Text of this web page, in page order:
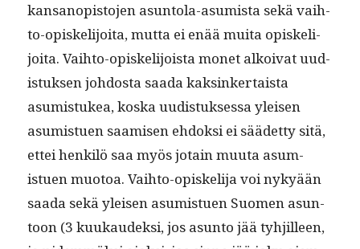
kansanopis­to­jen asun­to­la-asum­ista sekä vai­h­
to-opiske­li­joi­ta, mut­ta ei enää mui­ta opiske­li­
joi­ta. Vai­h­to-opiske­li­joista mon­et alkoi­vat uud­
is­tuk­sen joh­dos­ta saa­da kaksinker­taista
asum­is­tukea, kos­ka uud­is­tuk­ses­sa yleisen
asum­istuen saamisen ehdok­si ei säädet­ty sitä,
ettei henkilö saa myös jotain muu­ta asum­
istuen muo­toa. Vai­h­to-opiske­li­ja voi nykyään
saa­da sekä yleisen asum­istuen Suomen asun­
toon (3 kuukaudek­si, jos asun­to jää tyhjilleen,